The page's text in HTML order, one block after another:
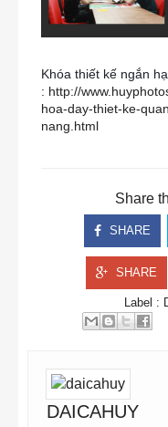
Khóa thiết kế ngắn
: http://
hoa-day-thiet-ke-
nang.html
Share
SHARE
SHARE
Label :
DAICAHUY